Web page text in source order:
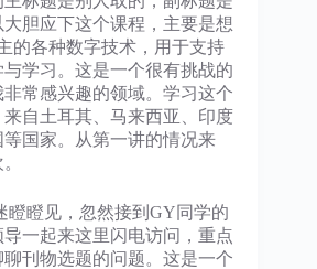
胆应下这个课程，主要是想
的各种数字技术，用于支持
学习。这是一个很有挑战的
常感兴趣的领域。学习这个
自土耳其、马来西亚、印度
国家。从第一讲的情况来
瞪见，忽然接到GY同学的
一起来这里闪电访问，重点
刊物选题的问题。这是一个